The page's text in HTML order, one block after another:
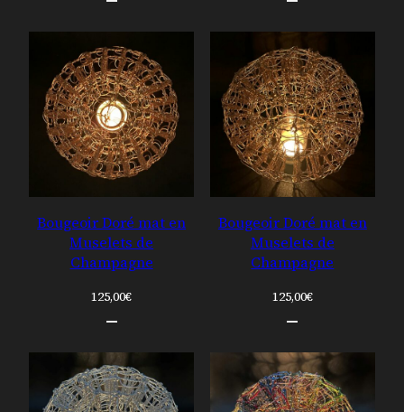
Bougeoir Doré mat en
Muselets de
Champagne
125,00€
Bougeoir Doré mat en
Muselets de
Champagne
125,00€